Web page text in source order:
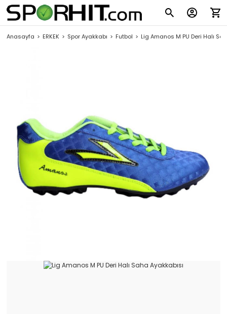
Anasayfa ERKEK Spor Ayakkabı Futbol Lig Amanos M PU Deri Halı